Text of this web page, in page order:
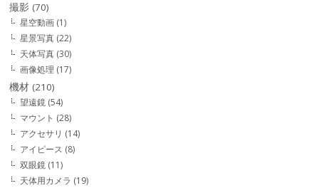
撮影 (70)
星空動画 (1)
星景写真 (22)
天体写真 (30)
画像処理 (17)
機材 (210)
望遠鏡 (54)
マウント (28)
アクセサリ (14)
アイピース (8)
双眼鏡 (11)
天体用カメラ (19)